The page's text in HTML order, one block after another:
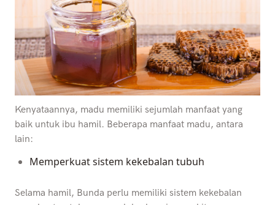
Kenyataannya, madu memiliki sejumlah manfaat yang
baik untuk ibu hamil. Beberapa manfaat madu, antara
lain:
Memperkuat sistem kekebalan tubuh
Selama hamil, Bunda perlu memiliki sistem kekebalan